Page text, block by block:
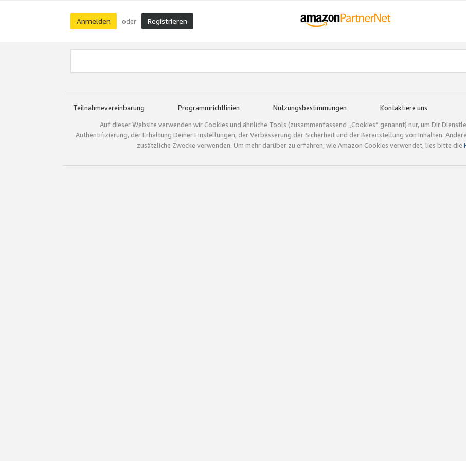
Anmelden oder Registrieren
Teilnahmevereinbarung Programmrichtlinien Nutzungsbestimmungen Kontaktiere uns
Auf dieser Website verwenden wir Cookies und ähnliche Tools (zusammenfassend „Cookies“ genannt) nur, um Dir
Authentifizierung, der Erhaltung Deiner Einstellungen, der Verbesserung der Sicherheit und der Bereitstellung von Inhalten.
zusätzliche Zwecke verwenden. Um mehr darüber zu erfahren, wie Amazon Cookies verwendet, lies bitte die